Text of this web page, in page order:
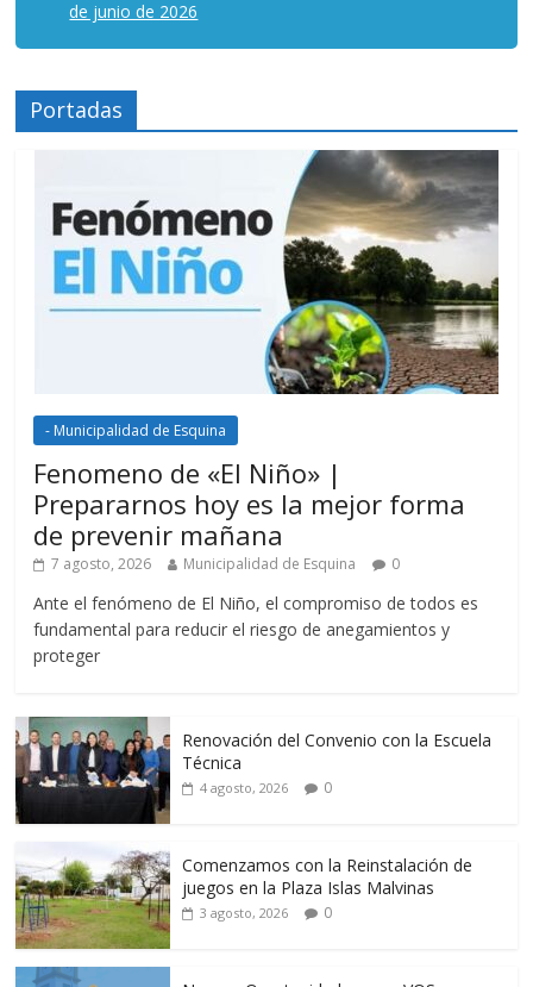
de junio de 2026
Portadas
- Municipalidad de Esquina
Fenomeno de «El Niño» |
Prepararnos hoy es la mejor forma
de prevenir mañana
7 agosto, 2026 Municipalidad de Esquina 0
Ante el fenómeno de El Niño, el compromiso de todos es
fundamental para reducir el riesgo de anegamientos y
proteger
Renovación del Convenio con la Escuela
Técnica
4 agosto, 2026 0
Comenzamos con la Reinstalación de
juegos en la Plaza Islas Malvinas
3 agosto, 2026 0